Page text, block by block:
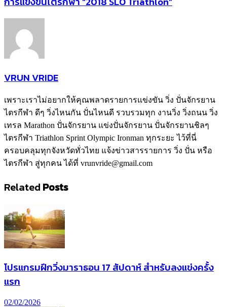
VRUN VRIDE
เพราะเราไม่อยากให้คุณพลาดรายการแข่งขัน วิ่ง ปั่นจักรยาน
ไตรกีฬา ดีๆ วิ่งไหนกัน ปั่นไหนดี รวบรวมทุก งานวิ่ง วิ่งถนน วิ่ง
เทรล Marathon ปั่นจักรยาน แข่งปั่นจักรยาน ปั่นจักรยานชิลๆ
ไตรกีฬา Triathlon Sprint Olympic Ironman ทุกระยะ ไว้ที่นี่
ครอบคลุมทุกจังหวัดทั่วไทย แจ้งข่าวสารรายการ วิ่ง ปั่น หรือ
ไตรกีฬา สู่ทุกคน ได้ที่ vrunvride@gmail.com
Related Posts
โปรแกรมฝึกวิ่งมาราธอน 17 สัปดาห์ สำหรับลงแข่งครั้ง
แรก
02/02/2026